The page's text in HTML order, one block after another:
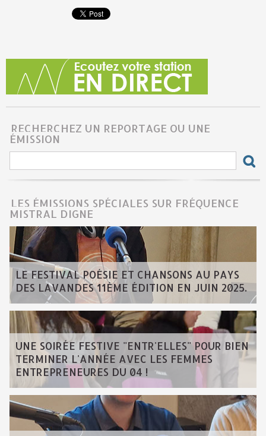
RECHERCHEZ UN REPORTAGE OU UNE
ÉMISSION
LES ÉMISSIONS SPÉCIALES SUR FRÉQUENCE
MISTRAL DIGNE
LE FESTIVAL POÉSIE ET CHANSONS AU PAYS
DES LAVANDES 11ÈME ÉDITION EN JUIN 2025.
UNE SOIRÉE FESTIVE "ENTR'ELLES" POUR BIEN
TERMINER L'ANNÉE AVEC LES FEMMES
ENTREPRENEURES DU 04 !